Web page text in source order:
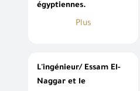
égyptiennes.
Plus
L'ingénieur/ Essam El-
Naggar et le